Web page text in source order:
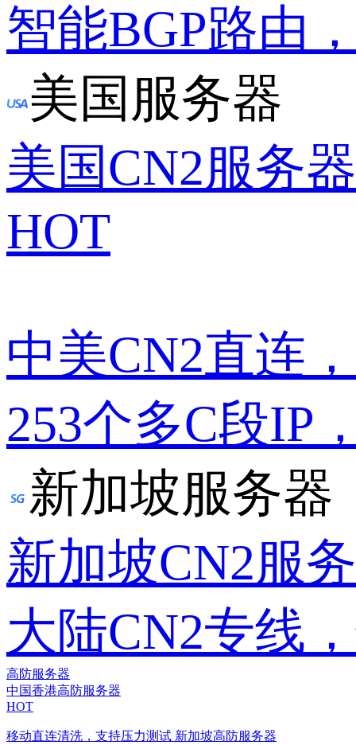
智能BGP路由
美国服务器
美国CN2服务器
HOT
中美CN2直连
253个多C段IP
新加坡服务器
新加坡CN2服
大陆CN2专线
高防服务器
中国香港高防服务器
HOT
移动直连清洗，支持压力测试 新加坡高防服务器